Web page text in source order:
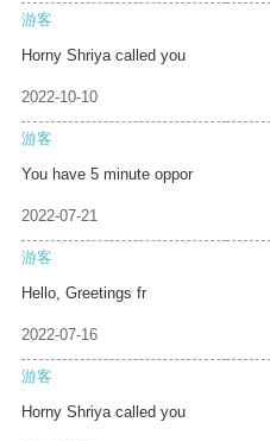
游客
Horny Shriya called you
2022-10-10
游客
You have 5 minute oppor
2022-07-21
游客
Hello, Greetings fr
2022-07-16
游客
Horny Shriya called you